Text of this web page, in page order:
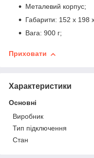
Металевий корпус;
Габарити: 152 х 198
Вага: 900 г;
Приховати
Характеристики
Основні
Виробник
Тип підключення
Стан